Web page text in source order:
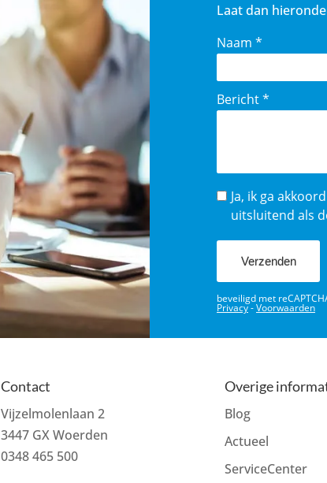
Laat dan
Contact
Vijzelmolenlaan 2
3447 GX Woerden
0348 465 500
Overige
Blog
Actueel
ServiceCenter